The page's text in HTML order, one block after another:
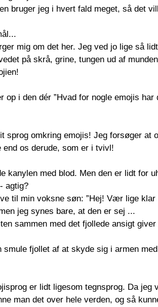
bruger jeg i hvert fald meget, så det
mig om det her. Jeg ved jo lige så
på skrå, grine, tungen ud af
op i den dér ”Hvad for nogle emojis har
sprog omkring emojis! Jeg forsøger at
os derude, som er i tvivl!
kanylen med blod. Men den er lidt for
agtig?
til min voksne søn: ”Hej! Vær lige klar
jeg synes bare, at den er sej ...
sammen med det fjollede ansigt giver
fjollet af at skyde sig i armen
er lidt ligesom tegnsprog. Da jeg
man det over hele verden, og så